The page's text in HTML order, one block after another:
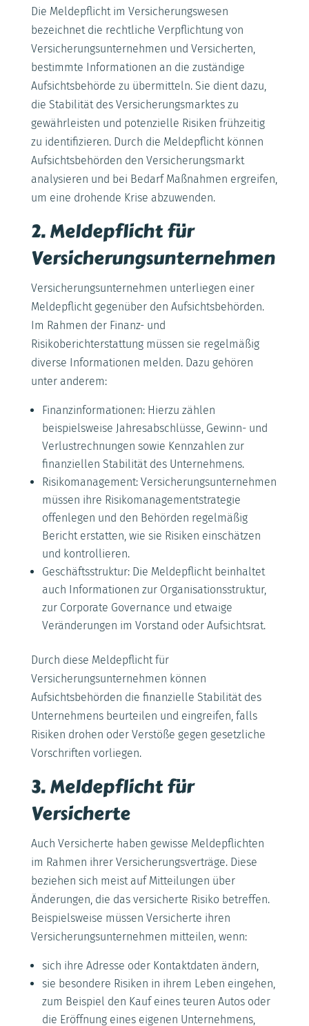
Die Meldepflicht im Versicherungswesen
bezeichnet die rechtliche Verpflichtung von
Versicherungsunternehmen und Versicherten,
bestimmte Informationen an die zuständige
Aufsichtsbehörde zu übermitteln. Sie dient dazu,
die Stabilität des Versicherungsmarktes zu
gewährleisten und potenzielle Risiken frühzeitig
zu identifizieren. Durch die Meldepflicht können
Aufsichtsbehörden den Versicherungsmarkt
analysieren und bei Bedarf Maßnahmen ergreifen,
um eine drohende Krise abzuwenden.
2. Meldepflicht für
Versicherungsunternehmen
Versicherungsunternehmen unterliegen einer
Meldepflicht gegenüber den Aufsichtsbehörden.
Im Rahmen der Finanz- und
Risikoberichterstattung müssen sie regelmäßig
diverse Informationen melden. Dazu gehören
unter anderem:
Finanzinformationen: Hierzu zählen
beispielsweise Jahresabschlüsse, Gewinn- und
Verlustrechnungen sowie Kennzahlen zur
finanziellen Stabilität des Unternehmens.
Risikomanagement: Versicherungsunternehmen
müssen ihre Risikomanagementstrategie
offenlegen und den Behörden regelmäßig
Bericht erstatten, wie sie Risiken einschätzen
und kontrollieren.
Geschäftsstruktur: Die Meldepflicht beinhaltet
auch Informationen zur Organisationsstruktur,
zur Corporate Governance und etwaige
Veränderungen im Vorstand oder Aufsichtsrat.
Durch diese Meldepflicht für
Versicherungsunternehmen können
Aufsichtsbehörden die finanzielle Stabilität des
Unternehmens beurteilen und eingreifen, falls
Risiken drohen oder Verstöße gegen gesetzliche
Vorschriften vorliegen.
3. Meldepflicht für
Versicherte
Auch Versicherte haben gewisse Meldepflichten
im Rahmen ihrer Versicherungsverträge. Diese
beziehen sich meist auf Mitteilungen über
Änderungen, die das versicherte Risiko betreffen.
Beispielsweise müssen Versicherte ihren
Versicherungsunternehmen mitteilen, wenn:
sich ihre Adresse oder Kontaktdaten ändern,
sie besondere Risiken in ihrem Leben eingehen,
zum Beispiel den Kauf eines teuren Autos oder
die Eröffnung eines eigenen Unternehmens,